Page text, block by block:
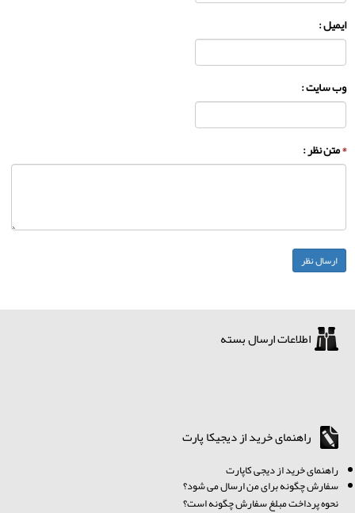
ایمیل :
وب سایت :
*متن نظر :
اطلاعات ارسال بسته
راهنمای خرید از دیجیکا پارت
راهنمای خرید از دیجی کاپارت
سفارش چگونه برای من ارسال می شود؟
نحوه پرداخت مبلغ سفارش چگونه است؟